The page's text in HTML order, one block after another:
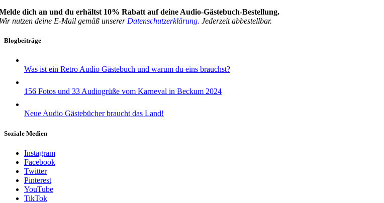
dich an und du erhältst 10% Rabatt auf deine Audio-Gästebuch-Bestellung.
nutzen deine E-Mail gemäß unserer Datenschutzerklärung. Jederzeit abbestellbar.
Blogbeiträge
Was ist ein Retro Audio Gästebuch und warum du eins brauchst?
156 Fotos und 33 Audiogrüße vom Karneval in Beckum 2024
Neue Audio Gästebücher braucht das Land!
Soziale Medien
Instagram
Facebook
Twitter
Pinterest
YouTube
TikTok